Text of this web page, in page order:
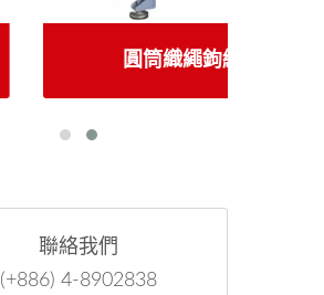
圓筒織繩鉤編機
聯絡我們
(+886) 4-8902838